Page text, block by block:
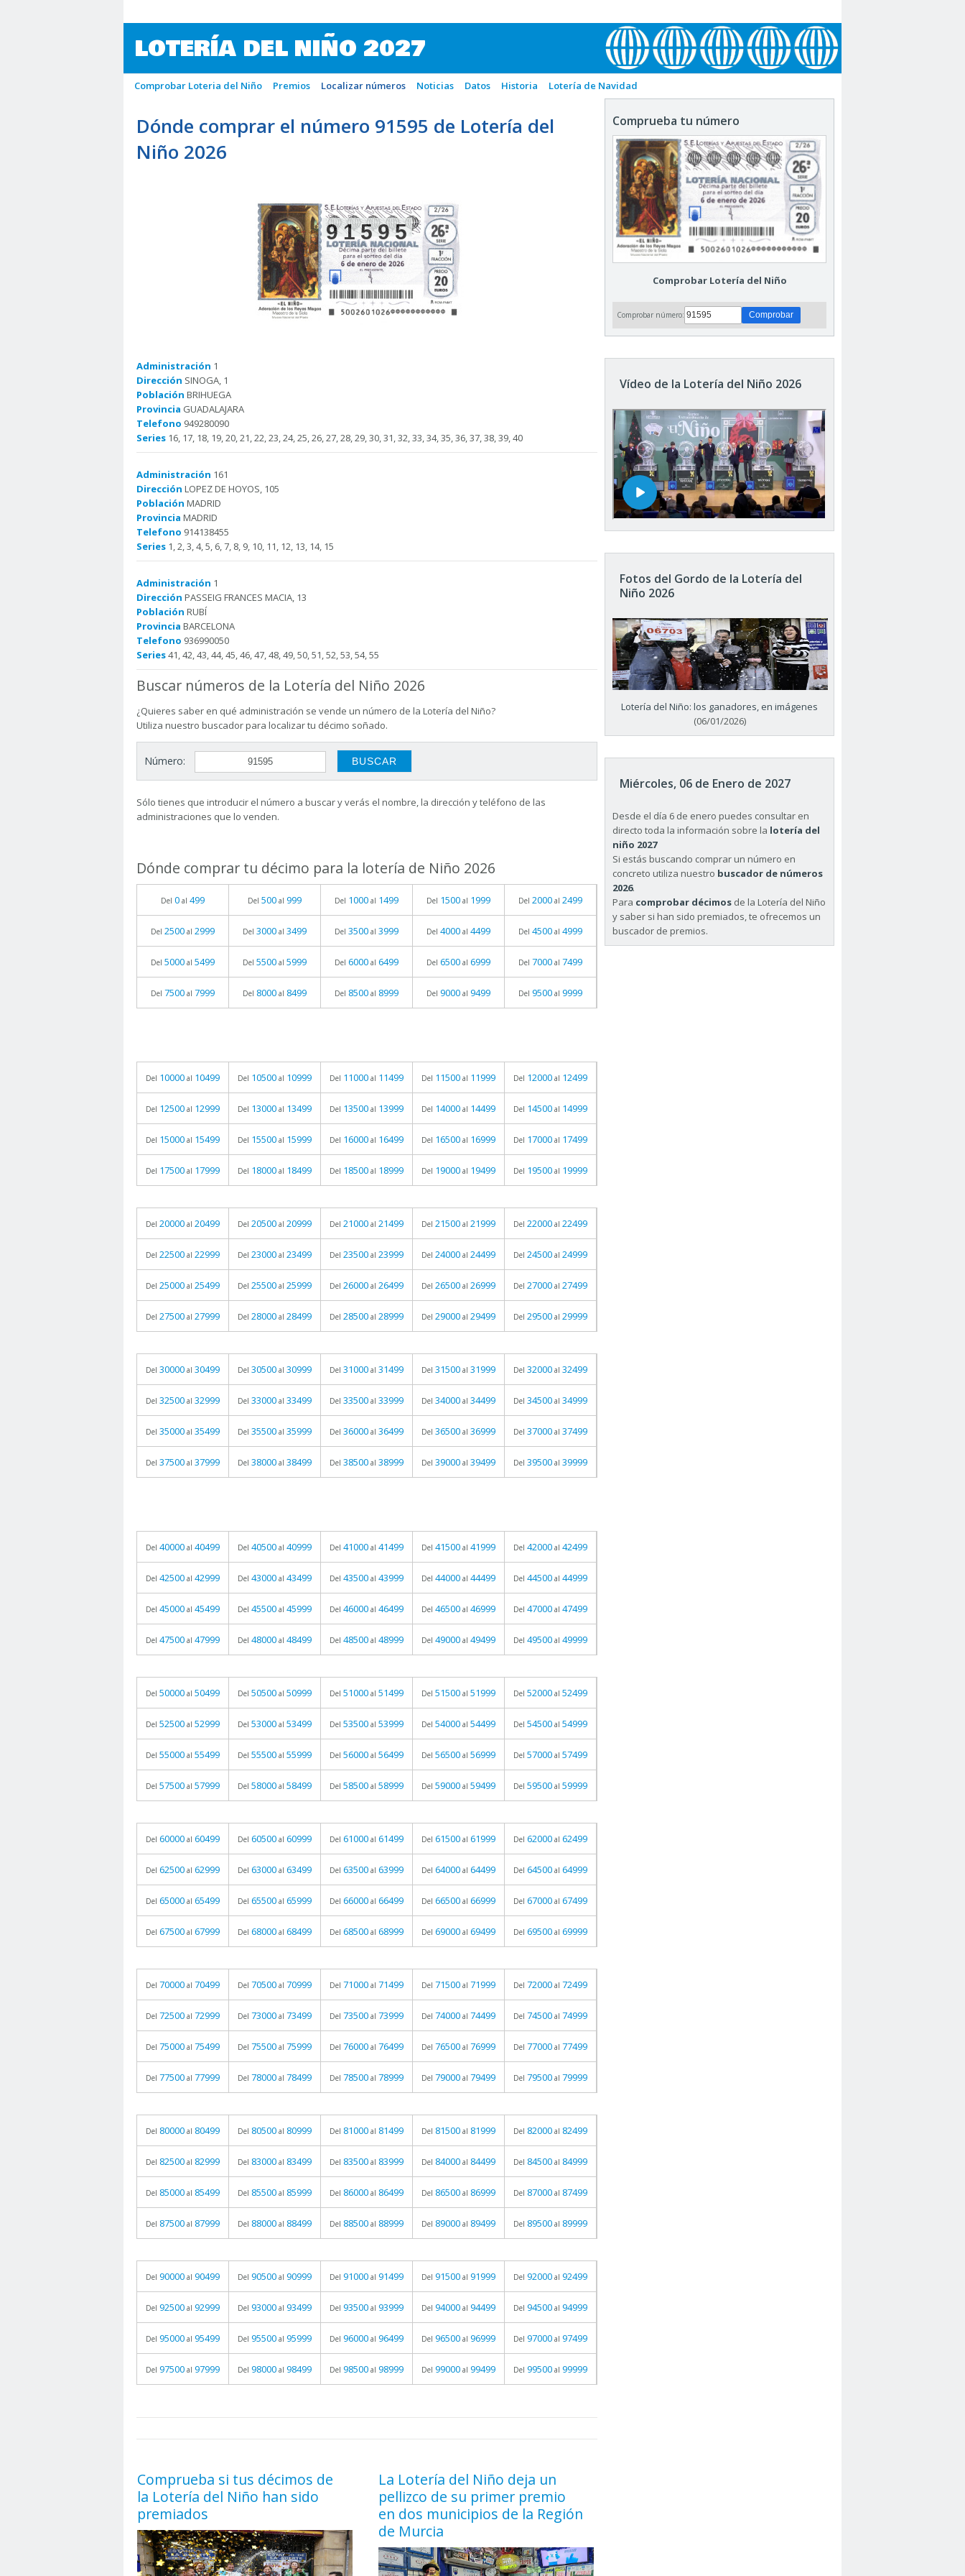
LOTERÍA DEL NIÑO 2027
Comprobar Loteria del Niño Premios Localizar números Noticias Datos Historia Lotería de Navidad
Dónde comprar el número 91595 de Lotería del
Niño 2026
91595
Administración 1
Dirección SINOGA, 1
Población BRIHUEGA
Provincia GUADALAJARA
Telefono 949280090
Series 16, 17, 18, 19, 20, 21, 22, 23, 24, 25, 26, 27, 28, 29, 30, 31, 32, 33, 34, 35, 36, 37, 38, 39, 40
Administración 161
Dirección LOPEZ DE HOYOS, 105
Población MADRID
Provincia MADRID
Telefono 914138455
Series 1, 2, 3, 4, 5, 6, 7, 8, 9, 10, 11, 12, 13, 14, 15
Administración 1
Dirección PASSEIG FRANCES MACIA, 13
Población RUBÍ
Provincia BARCELONA
Telefono 936990050
Series41, 42, 43, 44, 45, 46, 47, 48, 49, 50, 51, 52, 53, 54, 55
Buscar números de la Lotería del Niño 2026
¿Quieres saber en qué administración se vende un número de la Lotería del Niño?
Utiliza nuestro buscador para localizar tu décimo soñado.
Número:
Sólo tienes que introducir el número a buscar y verás el nombre, la dirección y teléfono de las
administraciones que lo venden.
Dónde comprar tu décimo para la lotería de Niño 2026
Del 0 al 499 Del 500 al 999 Del 1000 al 1499 Del 1500 al 1999 Del 2000 al 2499
Del 2500 al 2999 Del 3000 al 3499 Del 3500 al 3999 Del 4000 al 4499 Del 4500 al 4999
Del 5000 al 5499 Del 5500 al 5999 Del 6000 al 6499 Del 6500 al 6999 Del 7000 al 7499
Del 7500 al 7999 Del 8000 al 8499 Del 8500 al 8999 Del 9000 al 9499 Del 9500 al 9999
Del 10000 al 10499 Del 10500 al 10999 Del 11000 al 11499 Del 11500 al 11999 Del 12000 al 12499
Del 12500 al 12999 Del 13000 al 13499 Del 13500 al 13999 Del 14000 al 14499 Del 14500 al 14999
Del 15000 al 15499 Del 15500 al 15999 Del 16000 al 16499 Del 16500 al 16999 Del 17000 al 17499
Del 17500 al 17999 Del 18000 al 18499 Del 18500 al 18999 Del 19000 al 19499 Del 19500 al 19999
Del 20000 al 20499 Del 20500 al 20999 Del 21000 al 21499 Del 21500 al 21999 Del 22000 al 22499
Del 22500 al 22999 Del 23000 al 23499 Del 23500 al 23999 Del 24000 al 24499 Del 24500 al 24999
Del 25000 al 25499 Del 25500 al 25999 Del 26000 al 26499 Del 26500 al 26999 Del 27000 al 27499
Del 27500 al 27999 Del 28000 al 28499 Del 28500 al 28999 Del 29000 al 29499 Del 29500 al 29999
Del 30000 al 30499 Del 30500 al 30999 Del 31000 al 31499 Del 31500 al 31999 Del 32000 al 32499
Del 32500 al 32999 Del 33000 al 33499 Del 33500 al 33999 Del 34000 al 34499 Del 34500 al 34999
Del 35000 al 35499 Del 35500 al 35999 Del 36000 al 36499 Del 36500 al 36999 Del 37000 al 37499
Del 37500 al 37999 Del 38000 al 38499 Del 38500 al 38999 Del 39000 al 39499 Del 39500 al 39999
Del 40000 al 40499 Del 40500 al 40999 Del 41000 al 41499 Del 41500 al 41999 Del 42000 al 42499
Del 42500 al 42999 Del 43000 al 43499 Del 43500 al 43999 Del 44000 al 44499 Del 44500 al 44999
Del 45000 al 45499 Del 45500 al 45999 Del 46000 al 46499 Del 46500 al 46999 Del 47000 al 47499
Del 47500 al 47999 Del 48000 al 48499 Del 48500 al 48999 Del 49000 al 49499 Del 49500 al 49999
Del 50000 al 50499 Del 50500 al 50999 Del 51000 al 51499 Del 51500 al 51999 Del 52000 al 52499
Del 52500 al 52999 Del 53000 al 53499 Del 53500 al 53999 Del 54000 al 54499 Del 54500 al 54999
Del 55000 al 55499 Del 55500 al 55999 Del 56000 al 56499 Del 56500 al 56999 Del 57000 al 57499
Del 57500 al 57999 Del 58000 al 58499 Del 58500 al 58999 Del 59000 al 59499 Del 59500 al 59999
Del 60000 al 60499 Del 60500 al 60999 Del 61000 al 61499 Del 61500 al 61999 Del 62000 al 62499
Del 62500 al 62999 Del 63000 al 63499 Del 63500 al 63999 Del 64000 al 64499 Del 64500 al 64999
Del 65000 al 65499 Del 65500 al 65999 Del 66000 al 66499 Del 66500 al 66999 Del 67000 al 67499
Del 67500 al 67999 Del 68000 al 68499 Del 68500 al 68999 Del 69000 al 69499 Del 69500 al 69999
Del 70000 al 70499 Del 70500 al 70999 Del 71000 al 71499 Del 71500 al 71999 Del 72000 al 72499
Del 72500 al 72999 Del 73000 al 73499 Del 73500 al 73999 Del 74000 al 74499 Del 74500 al 74999
Del 75000 al 75499 Del 75500 al 75999 Del 76000 al 76499 Del 76500 al 76999 Del 77000 al 77499
Del 77500 al 77999 Del 78000 al 78499 Del 78500 al 78999 Del 79000 al 79499 Del 79500 al 79999
Del 80000 al 80499 Del 80500 al 80999 Del 81000 al 81499 Del 81500 al 81999 Del 82000 al 82499
Del 82500 al 82999 Del 83000 al 83499 Del 83500 al 83999 Del 84000 al 84499 Del 84500 al 84999
Del 85000 al 85499 Del 85500 al 85999 Del 86000 al 86499 Del 86500 al 86999 Del 87000 al 87499
Del 87500 al 87999 Del 88000 al 88499 Del 88500 al 88999 Del 89000 al 89499 Del 89500 al 89999
Del 90000 al 90499 Del 90500 al 90999 Del 91000 al 91499 Del 91500 al 91999 Del 92000 al 92499
Del 92500 al 92999 Del 93000 al 93499 Del 93500 al 93999 Del 94000 al 94499 Del 94500 al 94999
Del 95000 al 95499 Del 95500 al 95999 Del 96000 al 96499 Del 96500 al 96999 Del 97000 al 97499
Del 97500 al 97999 Del 98000 al 98499 Del 98500 al 98999 Del 99000 al 99499 Del 99500 al 99999
Comprueba si tus décimos de
la Lotería del Niño han sido
premiados
La Lotería del Niño deja un
pellizco de su primer premio
en dos municipios de la Región
de Murcia
Comprueba tu número
Comprobar Lotería del Niño
Comprobar número:
Vídeo de la Lotería del Niño 2026
Fotos del Gordo de la Lotería del
Niño 2026
Lotería del Niño: los ganadores, en imágenes
(06/01/2026)
Miércoles, 06 de Enero de 2027
Desde el día 6 de enero puedes consultar en
directo toda la información sobre la lotería del
niño 2027
Si estás buscando comprar un número en
concreto utiliza nuestro buscador de números
2026.
Para comprobar décimos de la Lotería del Niño
y saber si han sido premiados, te ofrecemos un
buscador de premios.